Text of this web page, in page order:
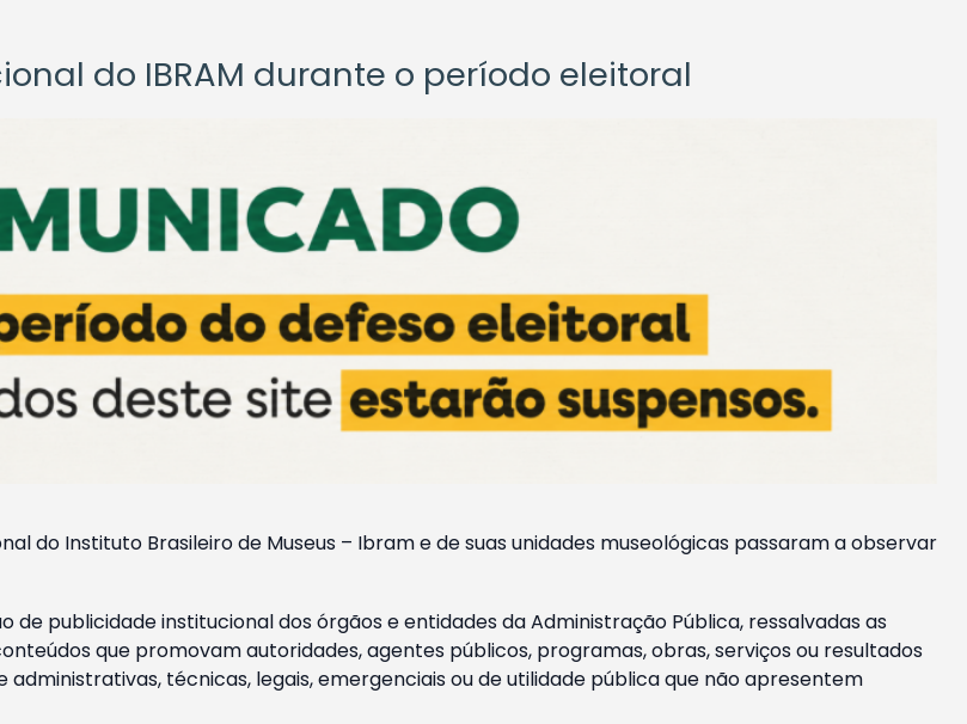
do IBRAM durante o período eleitoral
do Instituto Brasileiro de Museus – Ibram e de suas unidades museológicas passaram a observar
de publicidade institucional dos órgãos e entidades da Administração Pública, ressalvadas as
que promovam autoridades, agentes públicos, programas, obras, serviços ou resultados
técnicas, legais, emergenciais ou de utilidade pública que não apresentem